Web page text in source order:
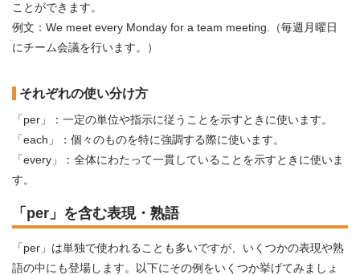
ことができます。
例文：We meet every Monday for a team meeting.（毎週月曜日
にチーム会議を行います。）
それぞれの使い分け方
「per」：一定の単位や指示に従うことを示すときに使います。
「each」：個々のものを特に強調する際に使います。
「every」：全体にわたって一貫していることを示すときに使いま
す。
「per」を含む表現・熟語
「per」は単独で使われることも多いですが、いくつかの表現や熟
語の中にも登場します。以下にその例をいくつか挙げてみましょ